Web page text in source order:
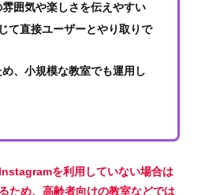
囲気や楽しさを伝えやすい
て直接ユーザーとやり取りで
、小規模な教室でも運用し
を利用していない場合は
ため、高齢者向けの教室などでは